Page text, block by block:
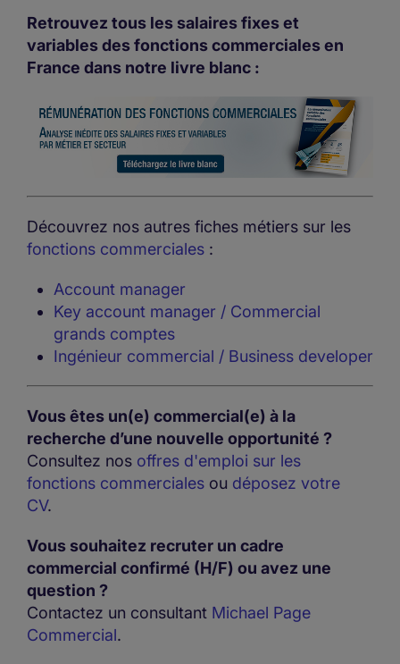
Retrouvez tous les salaires fixes et
variables des fonctions commerciales en
France dans notre livre blanc :
Découvrez nos autres fiches métiers sur les
fonctions commerciales :
Account manager
Key account manager / Commercial
grands comptes
Ingénieur commercial / Business developer
Vous êtes un(e) commercial(e) à la
recherche d’une nouvelle opportunité ?
Consultez nos offres d'emploi sur les
fonctions commerciales ou déposez votre
CV.
Vous souhaitez recruter un cadre
commercial confirmé (H/F) ou avez une
question ?
Contactez un consultant Michael Page
Commercial.